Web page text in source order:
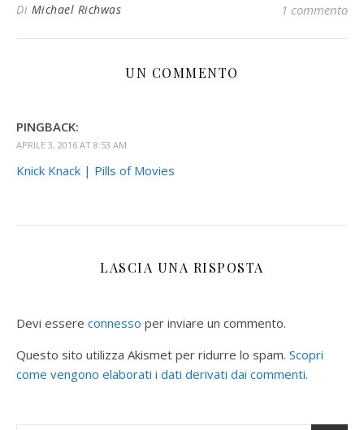
Di Michael Richwas 1 commento
UN COMMENTO
PINGBACK:
APRILE 3, 2016 AT 8:53 AM
Knick Knack | Pills of Movies
LASCIA UNA RISPOSTA
Devi essere connesso per inviare un commento.
Questo sito utilizza Akismet per ridurre lo spam. Scopri
come vengono elaborati i dati derivati dai commenti.